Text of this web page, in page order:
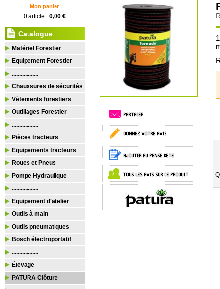
Mon panier
0 article : 0,00 €
Catalogue
Matériel Forestier
Equipement Forestier
..................
Chaussures de sécurités
Vêtements forestiers
Outillages Forestier
..................
Pièces tracteurs
Equipements tracteurs
Roues et Pneus
Pompe Hydraulique
..................
Equipement d'atelier
Outils à main
Outils pneumatiques
Bosch électroportatif
..................
Élevage
PATURA Clôture